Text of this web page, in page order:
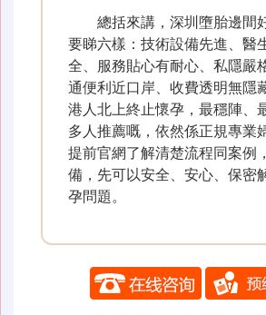
總括來講，深圳墮胎邊間
要睇六樣：技術設備先進、醫
全、服務貼心有耐心、私隱嚴
通便利近口岸、收費透明無隱
港人北上終止懷孕，最穩陣、
多人推薦嘅，依然係正規專業
提前官網了解清楚流程同案例
備，先可以安全、安心、保密
孕問題。